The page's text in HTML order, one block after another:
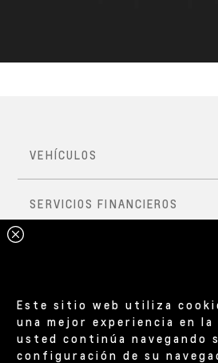
Este sitio web utiliza
una mejor experiencia en la
usted continúa navegando
configuración de su